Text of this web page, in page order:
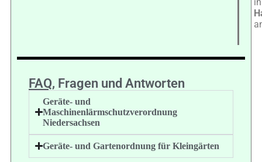
FAQ, Fragen und Antworten
Geräte- und
Maschinenlärmschutzverordnung
Niedersachsen
Geräte- und Gartenordnung für Kleingärten